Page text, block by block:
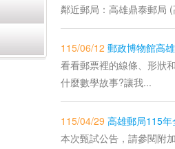
鄰近郵局：高雄鼎泰郵局
115/06/12 郵政博物館高
看看郵票裡的線條、形狀
什麼數學故事?讓我...
115/04/29 高雄郵局115
本次甄試公告，請參閱附